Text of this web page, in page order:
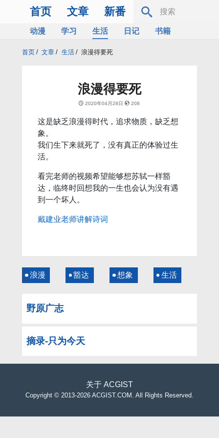
首页 文章 新番
动漫 学习 生活 日记
书籍
首页 / 文章 / 生活 / 浪漫得要死
浪漫得要死
2020年04月28日 208
这是缺乏浪漫得时代，追求物质，缺乏想
象。
我们生下来就死了，没有真正的体验过生
活。
看完老师的视频希望能够想苏轼一样豁
达，临终时回想我的一生也会认为没有遇
到一个坏人。
戴建业老师讲解诗词
浪漫 豁达 想象 生活
野原广志
摘录-只为今天
关于 ACGIST
Copyright © 2013-2026 ACGIST.COM. All Rights Reserved.